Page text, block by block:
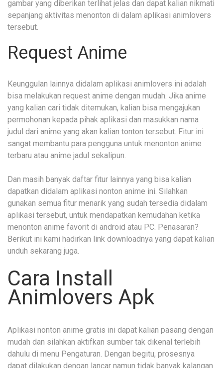
gambar yang diberikan terlihat jelas dan dapat kalian nikmati
sepanjang aktivitas menonton di dalam aplikasi animlovers
tersebut.
Request Anime
Keunggulan lainnya didalam aplikasi animlovers ini adalah
bisa melakukan request anime dengan mudah. Jika anime
yang kalian cari tidak ditemukan, kalian bisa mengajukan
permohonan kepada pihak aplikasi dan masukkan nama
judul dari anime yang akan kalian tonton tersebut. Fitur ini
sangat membantu para pengguna untuk menonton anime
terbaru atau anime jadul sekalipun.
Dan masih banyak daftar fitur lainnya yang bisa kalian
dapatkan didalam aplikasi nonton anime ini. Silahkan
gunakan semua fitur menarik yang sudah tersedia didalam
aplikasi tersebut, untuk mendapatkan kemudahan ketika
menonton anime favorit di android atau PC. Penasaran?
Berikut ini kami hadirkan link downloadnya yang dapat kalian
unduh sekarang juga.
Cara Install
Animlovers Apk
Aplikasi nonton anime gratis ini dapat kalian pasang dengan
mudah dan silahkan aktifkan sumber tak dikenal terlebih
dahulu di menu Pengaturan. Dengan begitu, prosesnya
dapat dilakukan dengan lancar namun tidak banyak kalangan